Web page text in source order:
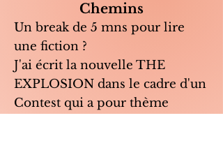
Chemins
Un break de 5 mns pour lire
une fiction ?
J'ai écrit la nouvelle THE
EXPLOSION dans le cadre d'un
Contest qui a pour thème